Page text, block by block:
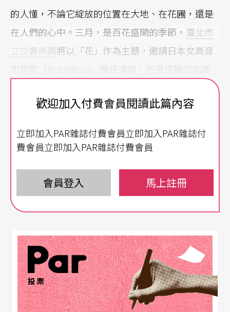
的人懂，不論它綻放的位置在大地、在花圃，還是
在人們的心中。三月，是百花盛開的季節， 臺北市
立交響樂團將以「花」作為主題，邀請日本女高音
市原愛（Ai Ichihara）擔任演唱，在張佳韻的指揮
來春天的信息。
故事，從一段淒美的愛情說起。二次大戰前夕，台
灣合唱之父呂泉生來到東京，孤單寂寥的留學生
涯，因為有了一位日本女孩的陪伴而備感溫馨。可
惜在那樣的大時代，兩人因為家庭與戰事的種種因
素被迫分離。無奈的他，也只能將悲痛化為音符，
外，鄧雨賢的《雨夜花》、楊三郎的《孤戀花》，
在那日治時期訴說著情愛，也抒發台灣人民的心
聲。日本作曲家滝廉太郎《花》、山田耕筰的《枸
橘之花》等，都是藉著花語，表達情感的傑作。當
歡迎加入付費會員閱讀此篇內容
立即加入PAR雜誌付費會員立即加入PAR雜誌付
費會員立即加入PAR雜誌付費會員
會員登入 馬上註冊
投票